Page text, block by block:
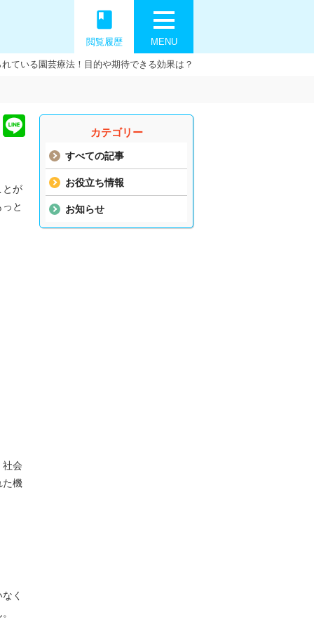
MENU
book
閲覧履歴
ている園芸療法！目的や期待できる効果は？
カテゴリー
すべての記事
お役立ち情報
お知らせ
とが
と
社会
た機
く